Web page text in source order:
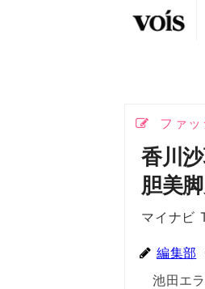
ファ
香川
胆美
マイナビ
編集部
池田エラ